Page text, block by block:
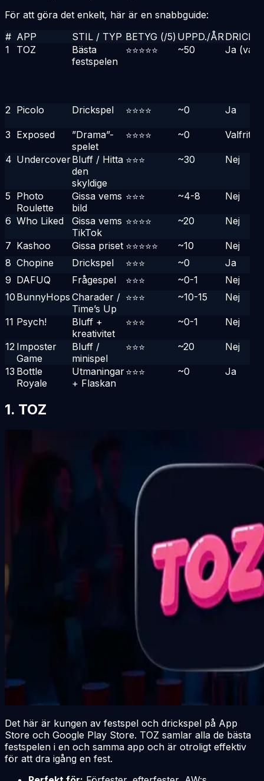
För att göra det enkelt, här är en snabbguide:
# APP STIL / TYP BETYG (/5) UPPD./ÅR
1
TOZ
Bästa
festspelen
⭐⭐⭐⭐⭐ ~50 Ja
2 Picolo Drickspel ⭐⭐⭐⭐ ~0 Ja
3 Exposed
”Drama”-
spelet
⭐⭐⭐⭐ ~0 Valfritt
4 UndercoverBluff / Hitta
den
skyldige
⭐⭐⭐ ~30 Nej
5 Photo
Roulette
Gissa vems
bild
⭐⭐⭐ ~4-8 Nej
6 Who Liked
Gissa vems
TikTok
⭐⭐⭐⭐ ~20 Nej
7 Kashoo Gissa priset ⭐⭐⭐⭐⭐ ~10
Nej
8 Chopine Drickspel ⭐⭐⭐ ~0
Ja
9 DAFUQ Frågespel ⭐⭐⭐ ~0-1
Nej
10 BunnyHops Charader /
Time’s Up
⭐⭐⭐ ~10-15 Nej
11 Psych!
Bluff +
kreativitet
⭐⭐⭐ ~0-1 Nej
12 Imposter
Game
Bluff /
minispel
⭐⭐⭐ ~20 Nej
13 Bottle
Royale
Utmaningar
+ Flaskan
⭐⭐⭐ ~0 Ja
1. TOZ
Det här är kungen av festspel och drickspel på App
Store och Google Play Store. TOZ samlar alla de bästa
festspelen i en och samma app och är otroligt effektiv
för att dra igång en fest.